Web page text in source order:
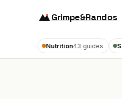
Grimpe&Randos
Nutrition43 guides